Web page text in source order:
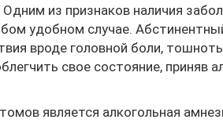
из признаков наличия
удобном случае.
вроде головной боли,
свое состояние, приняв
является алкогольная